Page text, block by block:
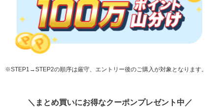
※STEP1→STEP2の順序は厳守、エントリー後のご購入が対象となります。
＼まとめ買いにお得なクーポンプレゼント中／